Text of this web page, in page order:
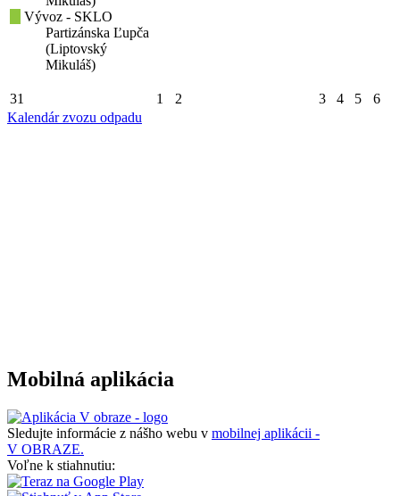
Vývoz - SKLO
Partizánska Ľupča
(Liptovský
Mikuláš)
31 1 2 3 4 5
6
Kalendár zvozu odpadu
Mobilná aplikácia
Sledujte informácie z nášho webu v mobilnej aplikácii -
V OBRAZE.
Voľne k stiahnutiu: